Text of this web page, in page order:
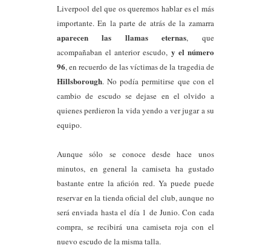
Liverpool del que os queremos hablar es el más
importante. En la parte de atrás de la zamarra
aparecen las llamas eternas, que
acompañaban el anterior escudo, y el número
96, en recuerdo de las víctimas de la tragedia de
Hillsborough. No podía permitirse que con el
cambio de escudo se dejase en el olvido a
quienes perdieron la vida yendo a ver jugar a su
equipo.
Aunque sólo se conoce desde hace unos
minutos, en general la camiseta ha gustado
bastante entre la afición red. Ya puede puede
reservar en la tienda oficial del club, aunque no
será enviada hasta el día 1 de Junio. Con cada
compra, se recibirá una camiseta roja con el
nuevo escudo de la misma talla.